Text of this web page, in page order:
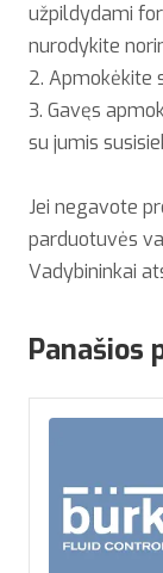
užpildydami
nurodykite
2. Apmokėkite
3. Gavęs
su jumis
Jei negavote
parduotuvės
Vadybininkai
Panašios